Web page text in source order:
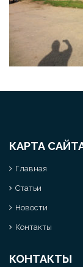
КАРТА
Главная
Статьи
Новости
Контакты
КОНТАКТЫ